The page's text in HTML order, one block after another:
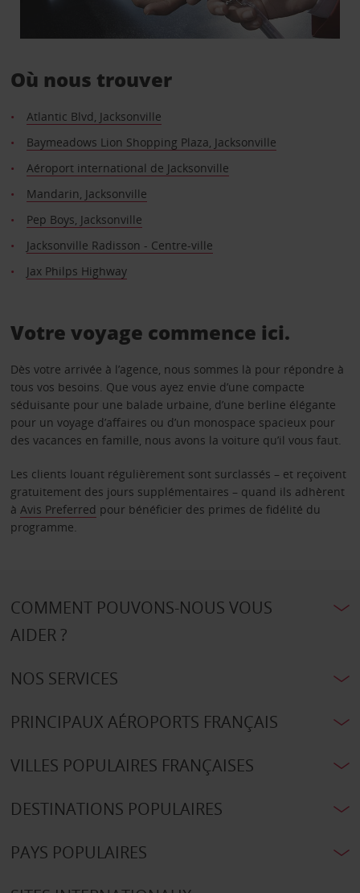
Où nous trouver
Atlantic Blvd, Jacksonville
Baymeadows Lion Shopping Plaza, Jacksonville
Aéroport international de Jacksonville
Mandarin, Jacksonville
Pep Boys, Jacksonville
Jacksonville Radisson - Centre-ville
Jax Philps Highway
Votre voyage commence ici.
Dès votre arrivée à l’agence, nous sommes là pour répondre à
tous vos besoins. Que vous ayez envie d’une compacte
séduisante pour une balade urbaine, d’une berline élégante
pour un voyage d’affaires ou d’un monospace spacieux pour
des vacances en famille, nous avons la voiture qu’il vous faut.
Les clients louant régulièrement sont surclassés – et reçoivent
gratuitement des jours supplémentaires – quand ils adhèrent
à Avis Preferred pour bénéficier des primes de fidélité du
programme.
COMMENT POUVONS-NOUS VOUS
AIDER ?
NOS SERVICES
PRINCIPAUX AÉROPORTS FRANÇAIS
VILLES POPULAIRES FRANÇAISES
DESTINATIONS POPULAIRES
PAYS POPULAIRES